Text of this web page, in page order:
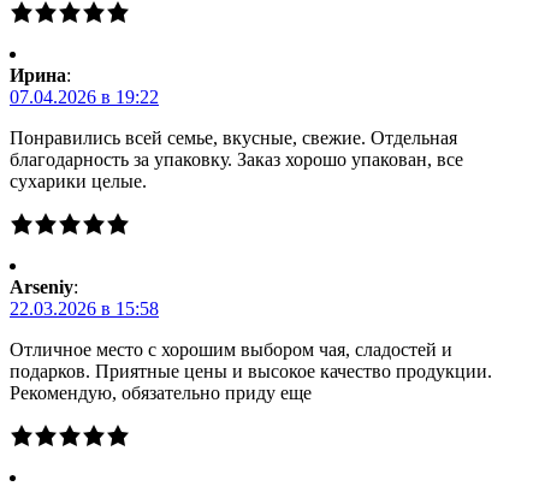
Ирина:
07.04.2026 в 19:22
Понравились всей семье, вкусные, свежие. Отдельная
благодарность за упаковку. Заказ хорошо упакован, все
сухарики целые.
Arseniy:
22.03.2026 в 15:58
Отличное место с хорошим выбором чая, сладостей и
подарков. Приятные цены и высокое качество продукции.
Рекомендую, обязательно приду еще